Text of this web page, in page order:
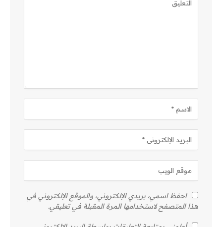
احفظ اسمي، بريدي الإلكتروني، والموقع الإلكتروني في
هذا المتصفح لاستخدامها المرة المقبلة في تعليقي.